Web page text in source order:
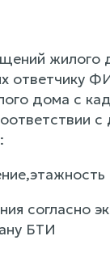
жилого
ответчику
дома с
с
согласно
БТИ